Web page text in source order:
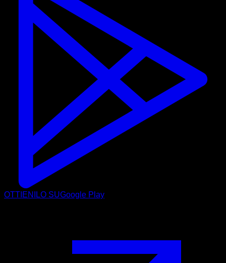
OTTIENILO SUGoogle Play